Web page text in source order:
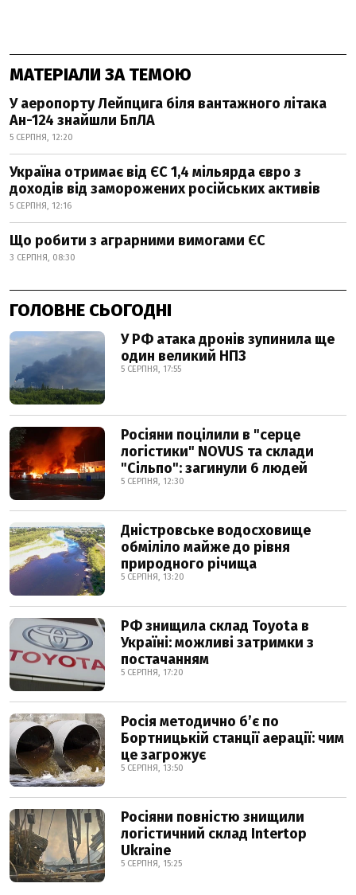
МАТЕРІАЛИ ЗА ТЕМОЮ
У аеропорту Лейпцига біля вантажного літака
Ан-124 знайшли БпЛА
5 СЕРПНЯ, 12:20
Україна отримає від ЄС 1,4 мільярда євро з
доходів від заморожених російських активів
5 СЕРПНЯ, 12:16
Що робити з аграрними вимогами ЄС
3 СЕРПНЯ, 08:30
ГОЛОВНЕ СЬОГОДНІ
У РФ атака дронів зупинила ще
один великий НПЗ
5 СЕРПНЯ, 17:55
Росіяни поцілили в "серце
логістики" NOVUS та склади
"Сільпо": загинули 6 людей
5 СЕРПНЯ, 12:30
Дністровське водосховище
обміліло майже до рівня
природного річища
5 СЕРПНЯ, 13:20
РФ знищила склад Toyota в
Україні: можливі затримки з
постачанням
5 СЕРПНЯ, 17:20
Росія методично б’є по
Бортницькій станції аерації: чим
це загрожує
5 СЕРПНЯ, 13:50
Росіяни повністю знищили
логістичний склад Intertop
Ukraine
5 СЕРПНЯ, 15:25